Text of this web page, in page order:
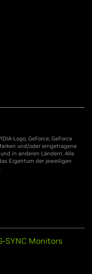
Logo, GeForce, GeForce
und/oder eingetragene
in anderen Ländern. Alle
Eigentum der jeweiligen
SYNC Monitors